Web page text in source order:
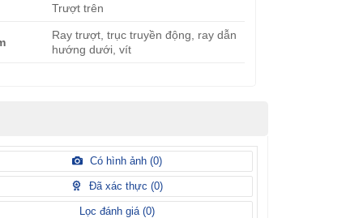
Trượt trên
Ray trượt, trục truyền động, ray dẫn
hướng dưới, vít
Có hình ảnh (0)
Đã xác thực (0)
Lọc đánh giá (0)